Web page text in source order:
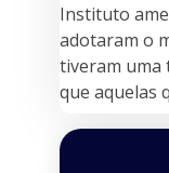
Instituto
adotaram o
tiveram uma
que aquelas